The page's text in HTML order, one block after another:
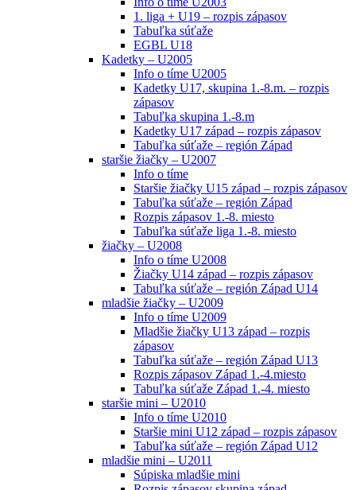
1. liga + U19 – rozpis zápasov
Tabuľka súťaže
EGBL U18
Kadetky – U2005
Info o tíme U2005
Kadetky U17, skupina 1.-8.m. – rozpis
zápasov
Tabuľka skupina 1.-8.m
Kadetky U17 západ – rozpis zápasov
Tabuľka súťaže – región Západ
staršie žiačky – U2007
Info o tíme
Staršie žiačky U15 západ – rozpis zápasov
Tabuľka súťaže – región Západ
Rozpis zápasov 1.-8. miesto
Tabuľka súťaže liga 1.-8. miesto
žiačky – U2008
Info o tíme U2008
Žiačky U14 západ – rozpis zápasov
Tabuľka súťaže – región Západ U14
mladšie žiačky – U2009
Info o tíme U2009
Mladšie žiačky U13 západ – rozpis
zápasov
Tabuľka súťaže – región Západ U13
Rozpis zápasov Západ 1.-4.miesto
Tabuľka súťaže Západ 1.-4. miesto
staršie mini – U2010
Info o tíme U2010
Staršie mini U12 západ – rozpis zápasov
Tabuľka súťaže – región Západ U12
mladšie mini – U2011
Súpiska mladšie mini